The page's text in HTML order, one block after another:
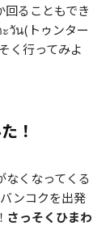
ることもでき
วัน(トゥンター
く行ってみよ
！
なくなってくる
ンコクを出発
さっそくひまわ